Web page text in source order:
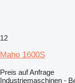
12
Maho 1600S
Preis auf Anfrage
Industriemaschinen -